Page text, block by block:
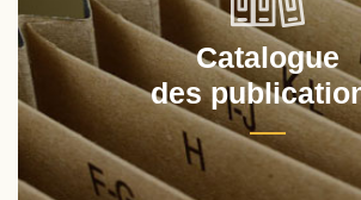
Catalogue
des